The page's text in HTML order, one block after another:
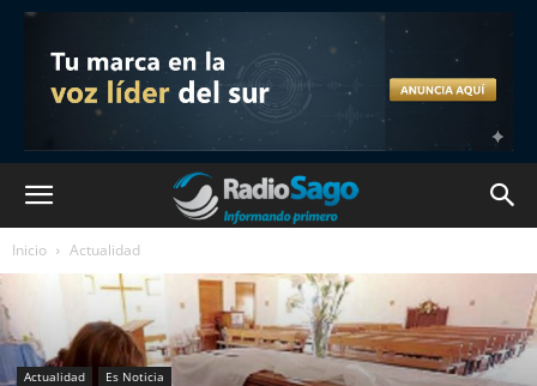
Inicio Actualidad
Actualidad Es Noticia